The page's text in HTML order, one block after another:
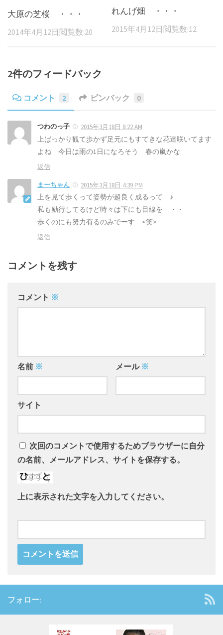
大原の芝桜 ・・・
2014年4月12日 閲覧数:20
れんげ畑 ・・・
2015年4月12日 閲覧数:12
2件のフィードバック
コメント 2 ピンバック 0
つわのっ子 2015年3月18日 8:22 AM
上ばっかり観て歩かず足元にもすてきな花達咲いてます
よね 今日は雨の1日になろそう 春の嵐かな
返信
まーちゃん 2015年3月18日 4:39 PM
上を見て歩くって姿勢が超良く成るって ♪
私も励行してるけど時々は下にも目線を ・・
歩くのにも努力有るのみでーす <笑>
返信
コメントを残す
コメント ※
名前 ※ メール ※
サイト
次回のコメントで使用するためブラウザーに自分
の名前、メールアドレス、サイトを保存する。
上に表示された文字を入力してください。
フォロー: